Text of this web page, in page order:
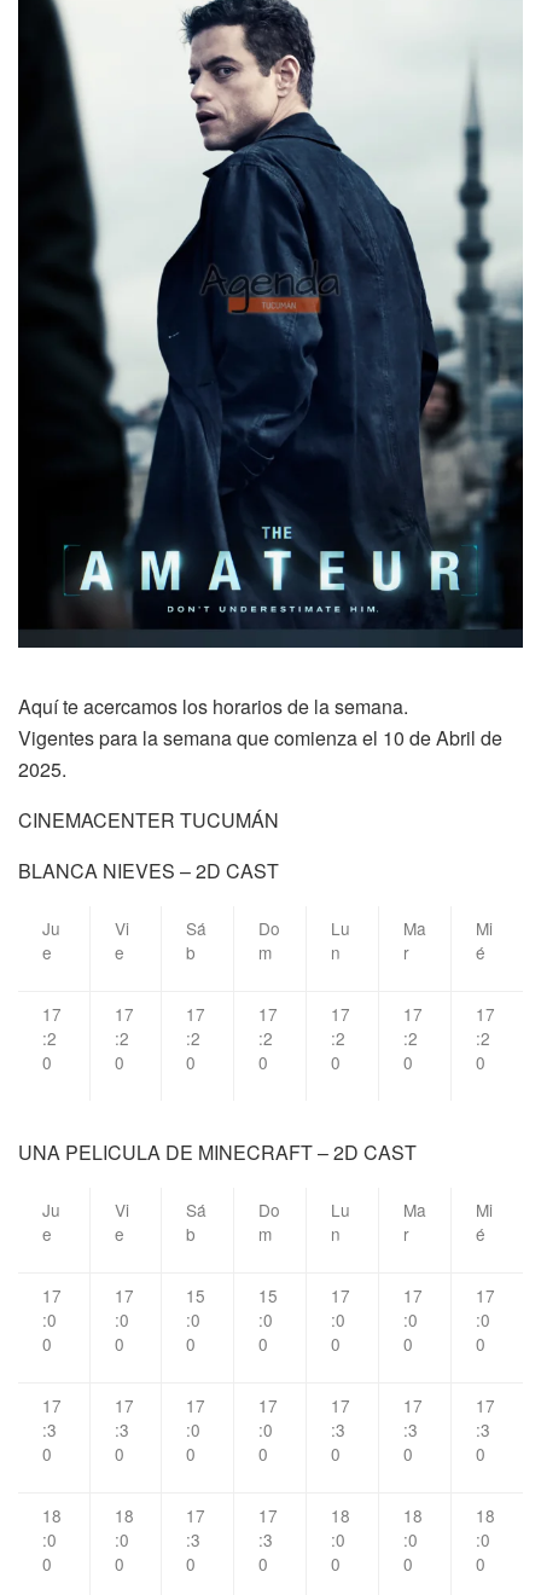
Aquí te acercamos los horarios de la semana.
Vigentes para la semana que comienza el 10 de Abril de
2025.
CINEMACENTER TUCUMÁN
BLANCA NIEVES – 2D CAST
Ju
e
Vi
e
Sá
b
Do
m
Lu
n
Ma
r
Mi
é
17
:2
0
17
:2
0
17
:2
0
17
:2
0
17
:2
0
17
:2
0
17
:2
0
UNA PELICULA DE MINECRAFT – 2D CAST
Ju
e
Vi
e
Sá
b
Do
m
Lu
n
Ma
r
Mi
é
17
:0
0
17
:0
0
15
:0
0
15
:0
0
17
:0
0
17
:0
0
17
:0
0
17
:3
0
17
:3
0
17
:0
0
17
:0
0
17
:3
0
17
:3
0
17
:3
0
18
:0
0
18
:0
0
17
:3
0
17
:3
0
18
:0
0
18
:0
0
18
:0
0